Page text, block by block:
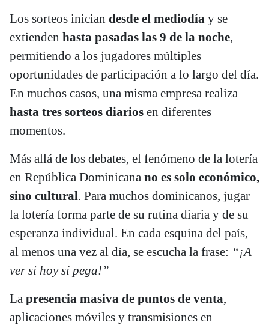
Los sorteos inician desde el mediodía y se
extienden hasta pasadas las 9 de la noche,
permitiendo a los jugadores múltiples
oportunidades de participación a lo largo del día.
En muchos casos, una misma empresa realiza
hasta tres sorteos diarios en diferentes
momentos.
Más allá de los debates, el fenómeno de la lotería
en República Dominicana no es solo económico,
sino cultural. Para muchos dominicanos, jugar
la lotería forma parte de su rutina diaria y de su
esperanza individual. En cada esquina del país,
al menos una vez al día, se escucha la frase: “¡A
ver si hoy sí pega!”
La presencia masiva de puntos de venta,
aplicaciones móviles y transmisiones en